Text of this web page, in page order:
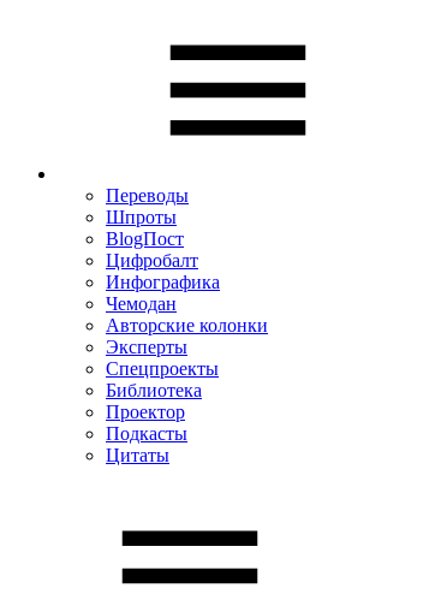
Переводы
Шпроты
BlogПост
Цифробалт
Инфографика
Чемодан
Авторские колонки
Эксперты
Спецпроекты
Библиотека
Проектор
Подкасты
Цитаты